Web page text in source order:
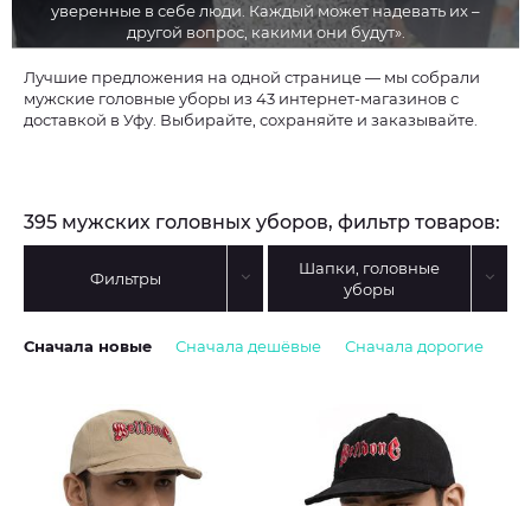
уверенные в себе люди. Каждый может надевать их –
другой вопрос, какими они будут».
Лучшие предложения на одной странице — мы собрали
мужские головные уборы из 43 интернет-магазинов с
доставкой в Уфу. Выбирайте, сохраняйте и заказывайте.
395 мужских головных уборов, фильтр товаров:
Фильтры
Шапки, головные
уборы
Сначала новые Сначала дешёвые Сначала дорогие